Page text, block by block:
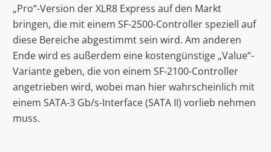
„Pro“-Version der XLR8 Express auf den Markt
bringen, die mit einem SF-2500-Controller speziell auf
diese Bereiche abgestimmt sein wird. Am anderen
Ende wird es außerdem eine kostengünstige „Value“-
Variante geben, die von einem SF-2100-Controller
angetrieben wird, wobei man hier wahrscheinlich mit
einem SATA-3 Gb/s-Interface (SATA II) vorlieb nehmen
muss.